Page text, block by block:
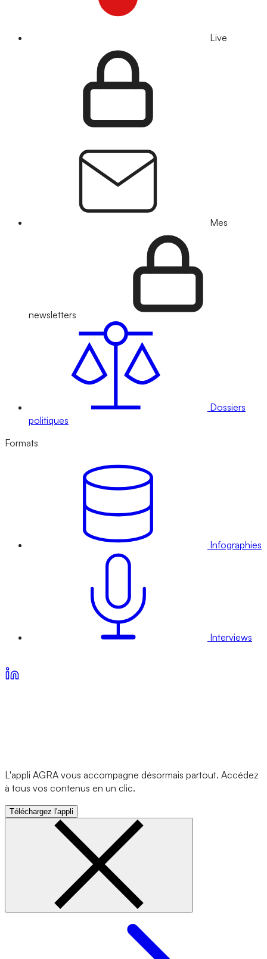
Live
Mes
newsletters
Dossiers
politiques
Formats
Infographies
Interviews
L'appli AGRA vous accompagne désormais partout. Accédez
à tous vos contenus en un clic.
Téléchargez l'appli